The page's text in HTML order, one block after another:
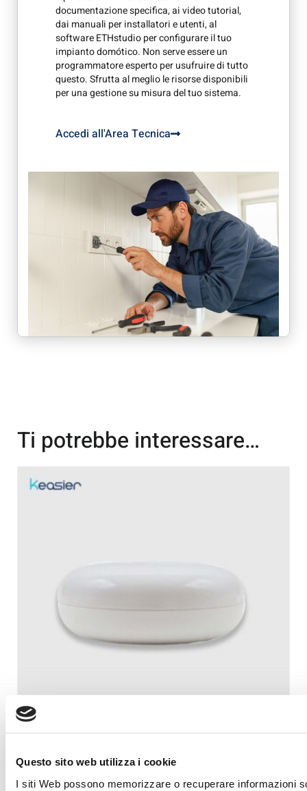
Questo sito web utilizza i cookie
I siti Web possono memorizzare o recuperare informazioni
documentazione specifica, ai video tutorial,
dai manuali per installatori e utenti, al
software ETHstudio per configurare il tuo
impianto domótico. Non serve essere un
programmatore esperto per usufruire di tutto
questo. Sfrutta al meglio le risorse disponibili
per una gestione su misura del tuo sistema.
Accedi all'Area Tecnica
Ti potrebbe interessare…
Telecomando IR smart WiFi